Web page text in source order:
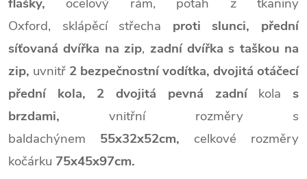
Oxford, sklápěcí střecha proti slunci, přední
síťovaná dvířka na zip, zadní dvířka s taškou na
zip, uvnitř 2 bezpečnostní vodítka, dvojitá otáčecí
přední kola, 2 dvojitá pevná zadníkolas
brzdami,vnitřní rozměry s
baldachýnem 55x32x52cm, celkové rozměry
kočárku 75x45x97cm.